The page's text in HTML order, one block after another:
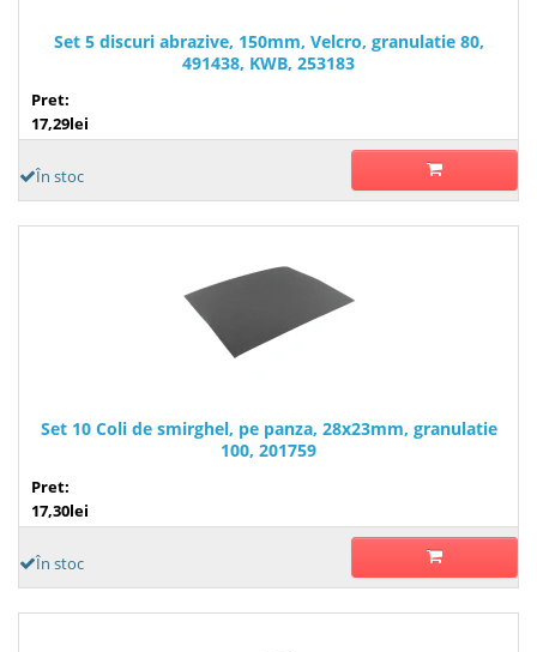
Set 5 discuri abrazive, 150mm, Velcro, granulatie 80,
491438, KWB, 253183
Pret:
17,29lei
În stoc
Set 10 Coli de smirghel, pe panza, 28x23mm, granulatie
100, 201759
Pret:
17,30lei
În stoc